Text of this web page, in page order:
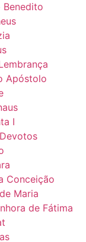
Benedito
Apóstolo
I
Conceição
Maria
de Fátima